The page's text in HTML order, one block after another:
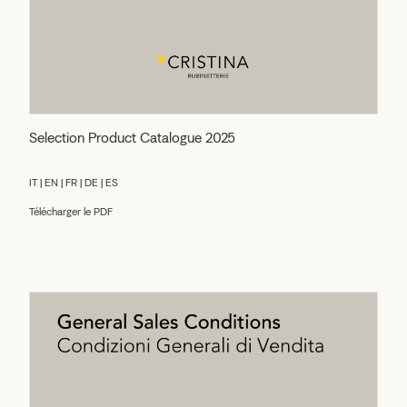
Selection Product Catalogue 2025
IT | EN | FR | DE | ES
Télécharger le PDF